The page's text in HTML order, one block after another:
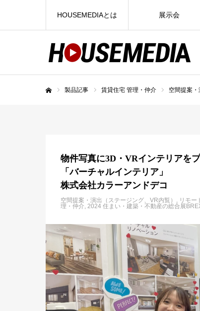
HOUSEMEDIAとは 展示会
製品記事 賃貸住宅 管理・仲介 空間提案・
物件写真に3D・VRインテリアを
「バーチャルインテリア」
株式会社カラーアンドデコ
空間提案・演出（ステージング、VR内覧） リモー
理・仲介 2024 住まい・建築・不動産の総合展